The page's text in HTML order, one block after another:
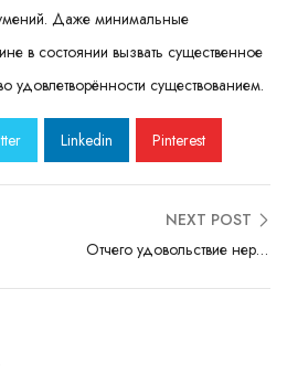
Даже минимальные
в состоянии вызвать существенное
удовлетворённости существованием.
Linkedin Pinterest
NEXT POST
Отчего удовольствие нередко сопряжено с неожиданностью